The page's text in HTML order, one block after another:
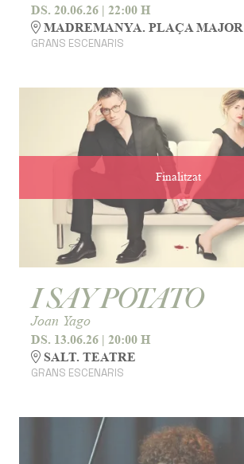
DS. 20.06.26 | 22:00 H
MADREMANYA. PLAÇA MAJOR
GRANS ESCENARIS
Finalitzat
I SAY POTATO
Joan Yago
DS. 13.06.26 | 20:00 H
SALT. TEATRE
GRANS ESCENARIS